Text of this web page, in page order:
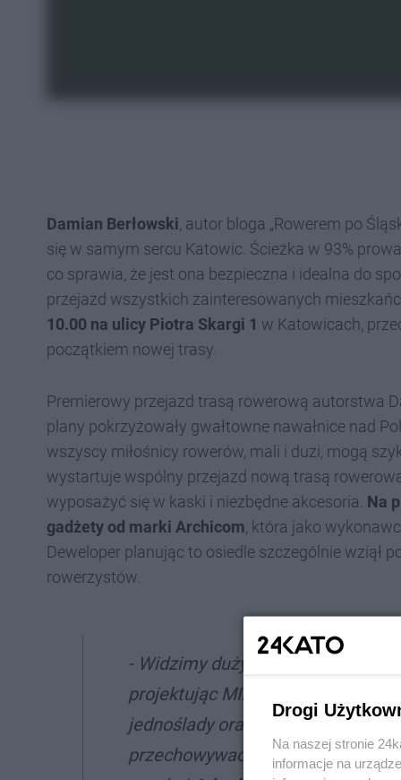
Damian Berłowski , autor bloga „Rowerem po
się w samym sercu Katowic. Ścieżka w 93%
co sprawia, że jest ona bezpieczna i idealna do
przejazd wszystkich zainteresowanych
10.00 na ulicy Piotra Skargi 1 w Katowicach,
początkiem nowej trasy.
Premierowy przejazd trasą rowerową autorstwa
plany pokrzyżowały gwałtowne nawałnice nad
wszyscy miłośnicy rowerów, mali i duzi, mogą
wystartuje wspólny przejazd nową trasą
wyposażyć się w kaski i niezbędne akcesoria. Na
gadżety od marki Archicom , która jako
Deweloper planując to osiedle szczególnie wziął
rowerzystów.
- Widzimy duży potencjał
projektując MIKATO, w inwestycji
jednoślady oraz 5 rowerowni,
przechowywać rowery, ale też
Drogi
Na naszej stronie
informacje na